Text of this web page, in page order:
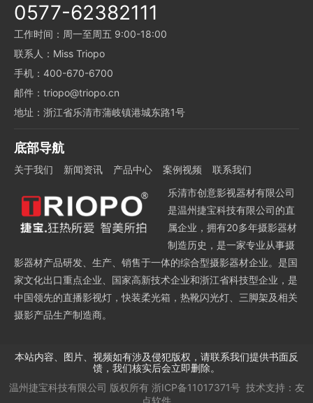
0577-62382111
工作时间：周一至周五 9:00-18:00
联系人：Miss Triopo
手机：400-670-6700
邮件：triopo@triopo.cn
地址：浙江省乐清市蒲岐镇港城东路1号
底部导航
关于我们 新闻资讯 产品中心 案例视频
联系我们
乐清市创意影视器材有限公司
是温州捷宝科技有限公司的直
属企业，拥有20多年摄影器材
制造历史，是一家专业从事摄
影器材产品研发、生产、销售于一体的综合型摄影器材企业。是国
家文化出口重点企业、国家高新技术企业和浙江省科技型企业，是
中国领先的直播影视灯，快装柔光箱，热靴闪光灯、三脚架及相关
摄影产品生产制造商。
本站内容、图片、视频如有涉及侵犯版权，请联系我们提供书面反
馈，我们核实后会立即删除。
温州捷宝科技有限公司 版权所有 浙ICP备11017371号 技术支持： 友
点软件